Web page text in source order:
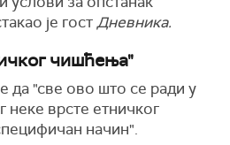
је гостДневника.
чишћења"
да "све ово што се ради у
неке врсте етничког
начин".